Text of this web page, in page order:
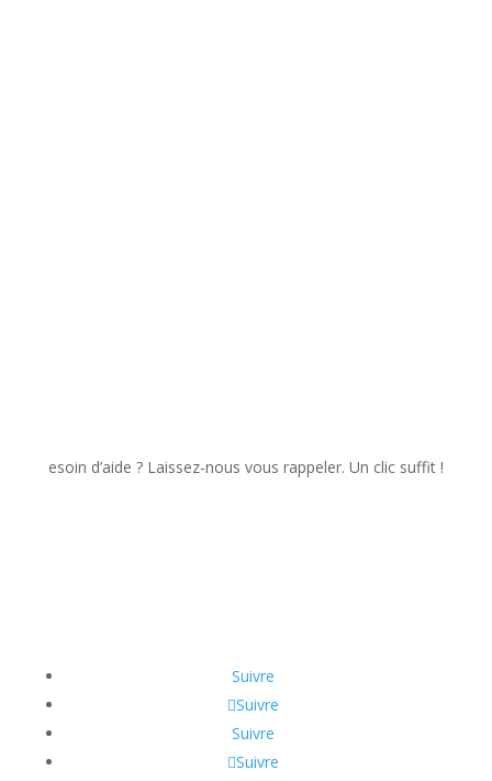
d’aide ? Laissez-nous vous rappeler. Un clic suffit !
Suivre
Suivre
Suivre
Suivre